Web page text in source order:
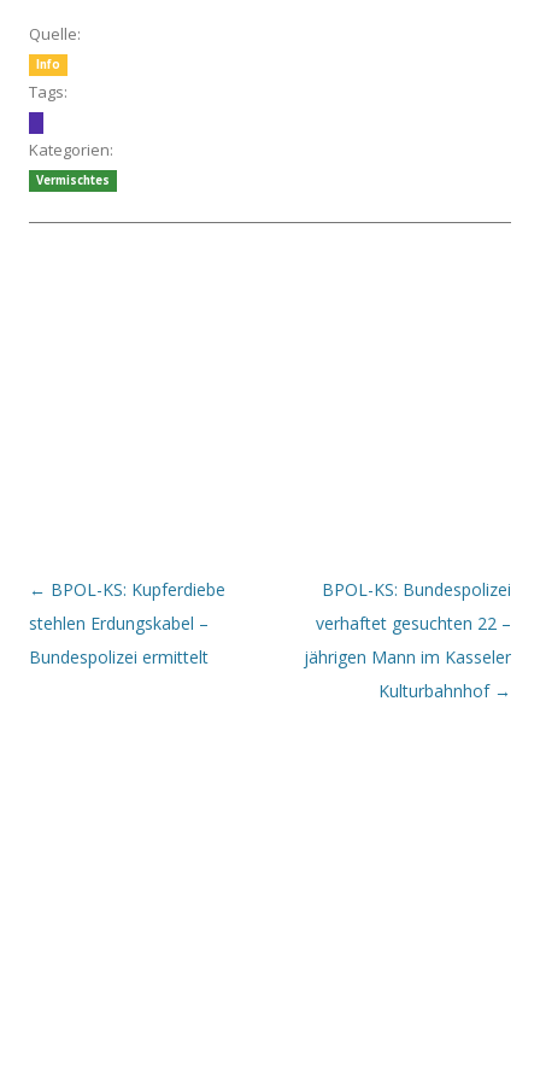
Quelle:
Info
Tags:
Kategorien:
Vermischtes
Beitrags-Navigation
← BPOL-KS: Kupferdiebe
stehlen Erdungskabel –
Bundespolizei ermittelt
BPOL-KS: Bundespolizei
verhaftet gesuchten 22 –
jährigen Mann im Kasseler
Kulturbahnhof →